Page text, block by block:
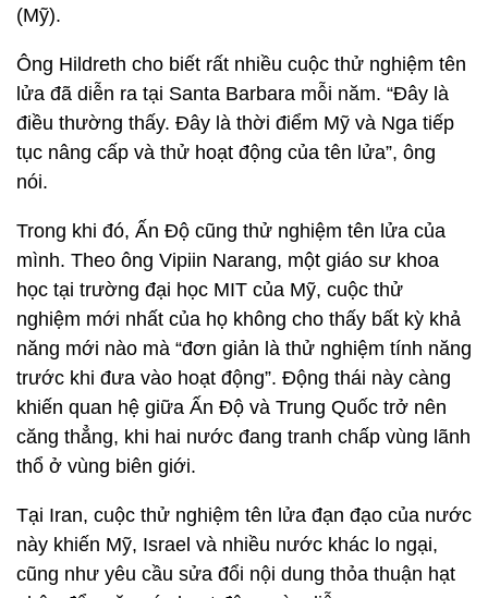
(Mỹ).
Ông Hildreth cho biết rất nhiều cuộc thử nghiệm tên
lửa đã diễn ra tại Santa Barbara mỗi năm. “Đây là
điều thường thấy. Đây là thời điểm Mỹ và Nga tiếp
tục nâng cấp và thử hoạt động của tên lửa”, ông
nói.
Trong khi đó, Ấn Độ cũng thử nghiệm tên lửa của
mình. Theo ông Vipiin Narang, một giáo sư khoa
học tại trường đại học MIT của Mỹ, cuộc thử
nghiệm mới nhất của họ không cho thấy bất kỳ khả
năng mới nào mà “đơn giản là thử nghiệm tính năng
trước khi đưa vào hoạt động”. Động thái này càng
khiến quan hệ giữa Ấn Độ và Trung Quốc trở nên
căng thẳng, khi hai nước đang tranh chấp vùng lãnh
thổ ở vùng biên giới.
Tại Iran, cuộc thử nghiệm tên lửa đạn đạo của nước
này khiến Mỹ, Israel và nhiều nước khác lo ngại,
cũng như yêu cầu sửa đổi nội dung thỏa thuận hạt